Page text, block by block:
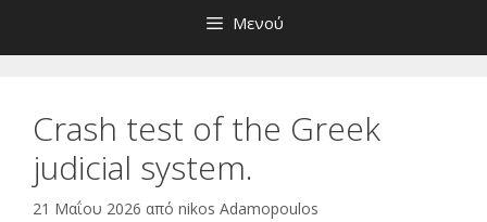
Μενού
Crash test of the Greek
judicial system.
21 Μαΐου 2026 από nikos Adamopoulos